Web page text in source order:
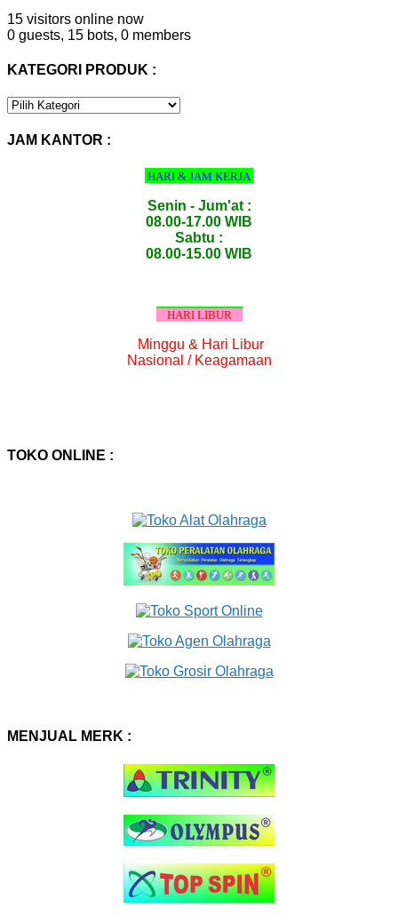
15 visitors online now
0 guests, 15 bots, 0 members
KATEGORI PRODUK :
KATEGORI
JAM KANTOR :
HARI & JAM KERJA
Senin - Jum'at :
08.00-17.00 WIB
Sabtu :
08.00-15.00 WIB
HARI LIBUR
Minggu & Hari Libur
Nasional / Keagamaan
TOKO ONLINE :
MENJUAL MERK :